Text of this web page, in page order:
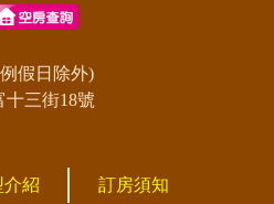
假日除外)
三街18號
介紹 訂房須知